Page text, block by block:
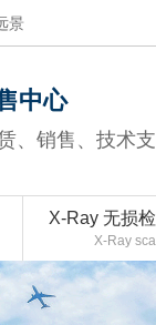
景
中心
、销售、技术
X-Ray 无损
X-Ray